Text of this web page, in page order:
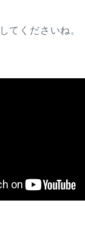
てくださいね。